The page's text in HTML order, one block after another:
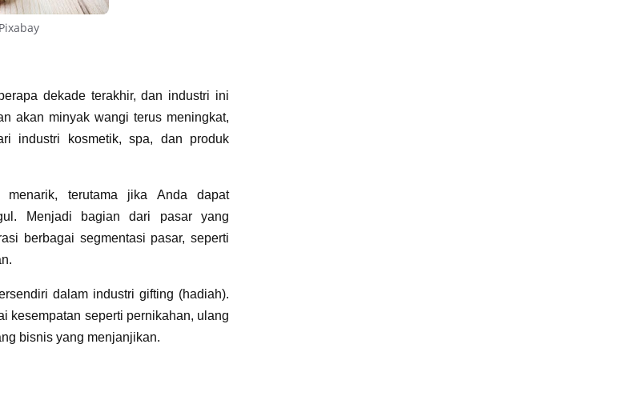
Pixabay
dekade terakhir, dan industri ini
akan minyak wangi terus meningkat,
industri kosmetik, spa, dan produk
terutama jika Anda dapat
Menjadi bagian dari pasar yang
berbagai segmentasi pasar, seperti
dalam industri gifting (hadiah).
kesempatan seperti pernikahan, ulang
bisnis yang menjanjikan.